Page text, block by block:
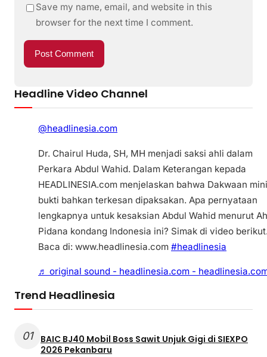
Save my name, email, and website in this
browser for the next time I comment.
Headline Video Channel
@headlinesia.com
Dr. Chairul Huda, SH, MH menjadi saksi ahli dalam
Perkara Abdul Wahid. Dalam Keterangan kepada
HEADLINESIA.com menjelaskan bahwa Dakwaan
bukti bahkan terkesan dipaksakan. Apa pernyataan
lengkapnya untuk kesaksian Abdul Wahid menurut
Pidana kondang Indonesia ini? Simak di video
Baca di: www.headlinesia.com #headlinesia
♬ original sound - headlinesia.com -
Trend Headlinesia
01
BAIC BJ40 Mobil Boss Sawit Unjuk Gigi di SIEXPO
2026 Pekanbaru